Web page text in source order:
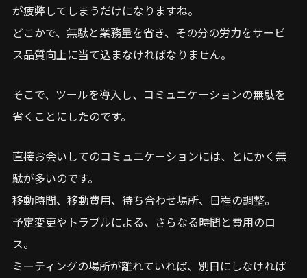
が疲弊してしまうだけになりますね。
どこかで、無駄と業務量を省き、その分の労力をサービ
ス品質向上に当て込まなければなりません。
そこで、ツールを導入し、コミュニケーションの無駄を
省くことにしたのです。
直接お会いしてのコミュニケーションには、とにかく無
駄が多いのです。
移動時間、移動費用、待ち合わせ場所、日程の調整。
予定変更やトラブルによる、さらなる時間と費用のロ
ス。
ミーティングの場所が離れていれば、別日にしなければ